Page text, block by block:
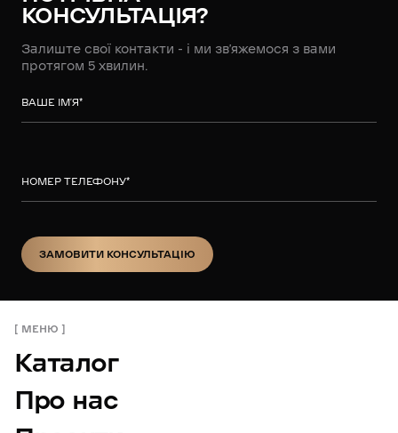
КОНСУЛЬТАЦІЯ?
Залиште свої контакти - і ми зв’яжемося з вами
протягом 5 хвилин.
ВАШЕ ІМ’Я*
НОМЕР ТЕЛЕФОНУ*
ЗАМОВИТИ КОНСУЛЬТАЦІЮ
МЕНЮ
Каталог
Про нас